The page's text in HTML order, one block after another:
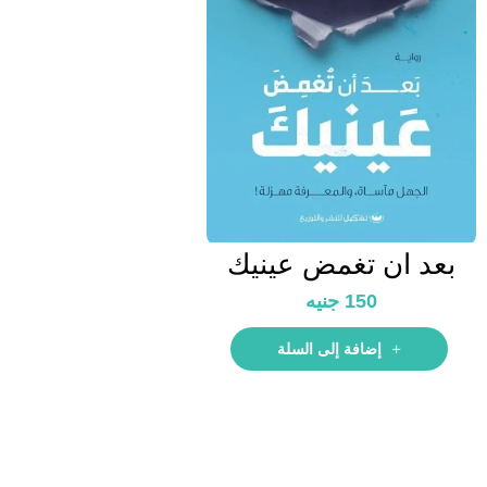
بعد ان تغمض عينيك
150 جنيه
إضافة إلى السلة